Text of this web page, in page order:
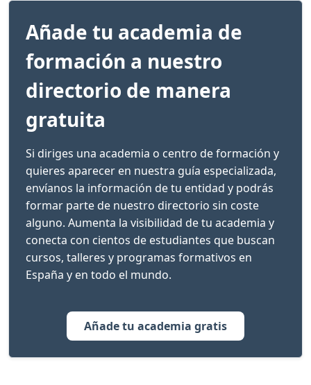
Añade tu academia de
formación a nuestro
directorio de manera
gratuita
Si diriges una academia o centro de formación y
quieres aparecer en nuestra guía especializada,
envíanos la información de tu entidad y podrás
formar parte de nuestro directorio sin coste
alguno. Aumenta la visibilidad de tu academia y
conecta con cientos de estudiantes que buscan
cursos, talleres y programas formativos en
España y en todo el mundo.
Añade tu academia gratis